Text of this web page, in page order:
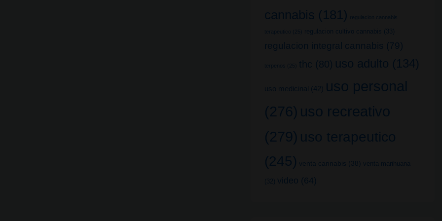
cannabis (181) regulacion cannabis
terapeutico (25) regulacion cultivo cannabis (33)
regulacion integral cannabis (79)
terpenos (25) thc (80) uso adulto (134)
uso medicinal (42) uso personal
(276) uso recreativo
(279) uso terapeutico
(245) venta cannabis (38) venta marihuana
(32) video (64)